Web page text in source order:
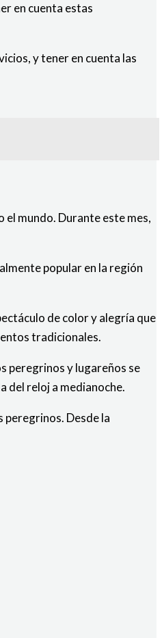
en cuenta estas
y tener en cuenta las
el mundo. Durante este mes,
popular en la región
de color y alegría que
tradicionales.
peregrinos y lugareños se
del reloj a medianoche.
peregrinos. Desde la